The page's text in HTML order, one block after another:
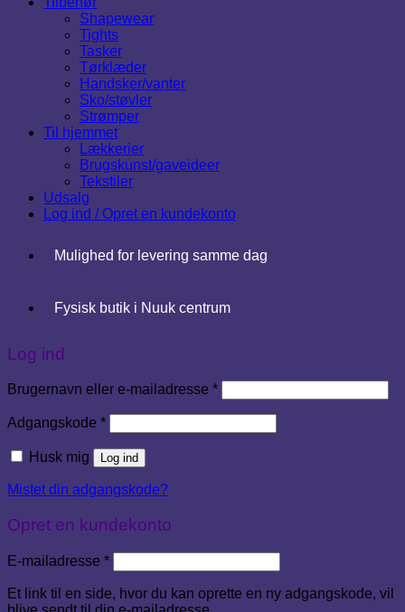
Shapewear
Tights
Tasker
Tørklæder
Handsker/vanter
Sko/støvler
Strømper
Til hjemmet
Lækkerier
Brugskunst/gaveideer
Tekstiler
Udsalg
Log ind / Opret en kundekonto
Mulighed for levering samme dag
Fysisk butik i Nuuk centrum
Log ind
Brugernavn eller e-mailadresse *Påkrævet
Adgangskode *Påkrævet
Husk mig Log ind
Mistet din adgangskode?
Opret en kundekonto
E-mailadresse *Påkrævet
Et link til en side, hvor du kan oprette en ny adgangskode, vil